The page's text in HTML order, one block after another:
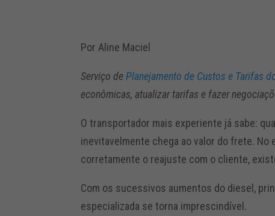
Por Aline Maciel
Serviço dePlanejamento de Custos e Tarifas
econômicas, atualizar tarifas e fazer
O transportador mais experiente já sabe:
inevitavelmente chega ao valor do frete.
corretamente o reajuste com o cliente,
Com os sucessivos aumentos do diesel,
especializada se torna imprescindível.